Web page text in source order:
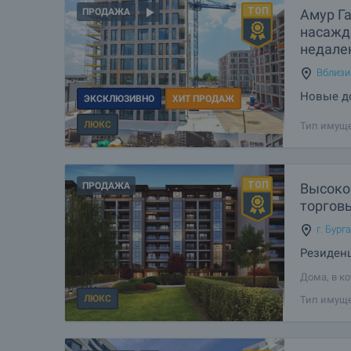
ПРОДАЖА
ЭКСКЛЮЗИВНО ХИТ ПРОДАЖ
ЛЮКС
Амур
Новые
Тип
ПРОДАЖА
ЛЮКС
г.
Дома, в
Тип